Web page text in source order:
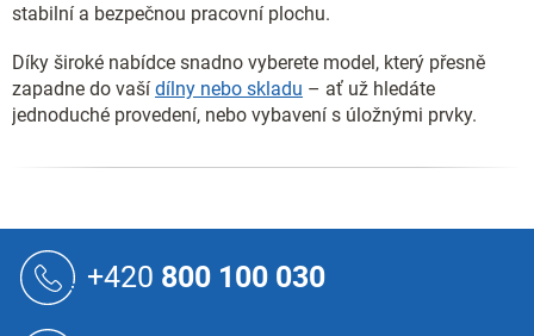
stabilní a bezpečnou pracovní plochu.
Díky široké nabídce snadno vyberete model, který přesně
zapadne do vaší dílny nebo skladu – ať už hledáte
jednoduché provedení, nebo vybavení s úložnými prvky.
+420 800 100 030